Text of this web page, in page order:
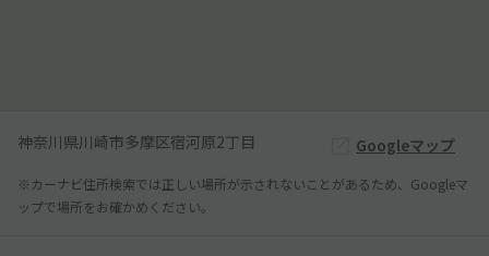
神奈川県川崎市多摩区宿河原2丁目 Googleマップ
※カーナビ住所検索では正しい場所が示されないことがあるため、Googleマ
ップで場所をお確かめください。